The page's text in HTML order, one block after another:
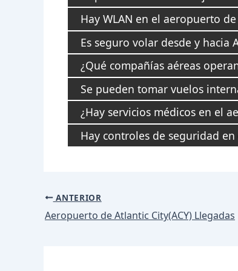
Hay WLAN en el aeropuerto
Es seguro volar desde y hacia
¿Qué compañías aéreas
Se pueden tomar vuelos
¿Hay servicios médicos en el
Hay controles de seguridad
Navegación
de
ANTERIOR
Aeropuerto de Atlantic City(ACY) Llegadas